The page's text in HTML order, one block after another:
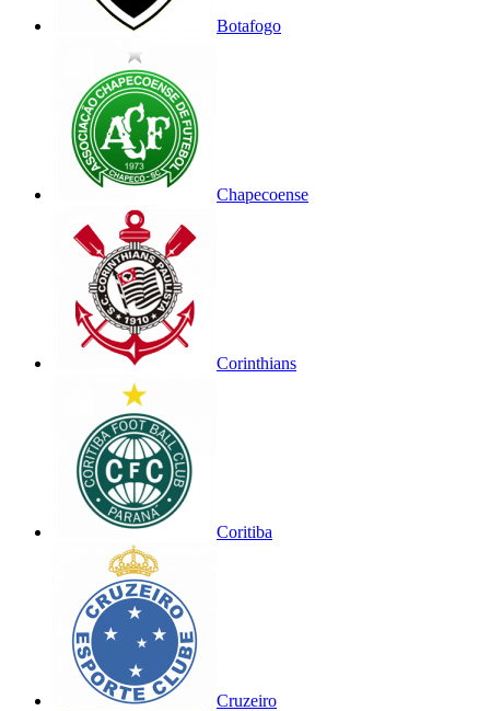
Botafogo
Chapecoense
Corinthians
Coritiba
Cruzeiro